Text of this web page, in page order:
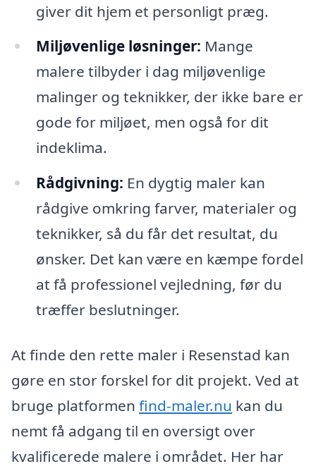
giver dit hjem et personligt præg.
Miljøvenlige løsninger: Mange
malere tilbyder i dag miljøvenlige
malinger og teknikker, der ikke bare er
gode for miljøet, men også for dit
indeklima.
Rådgivning: En dygtig maler kan
rådgive omkring farver, materialer og
teknikker, så du får det resultat, du
ønsker. Det kan være en kæmpe fordel
at få professionel vejledning, før du
træffer beslutninger.
At finde den rette maler i Resenstad kan
gøre en stor forskel for dit projekt. Ved at
bruge platformen find-maler.nu kan du
nemt få adgang til en oversigt over
kvalificerede malere i området. Her har